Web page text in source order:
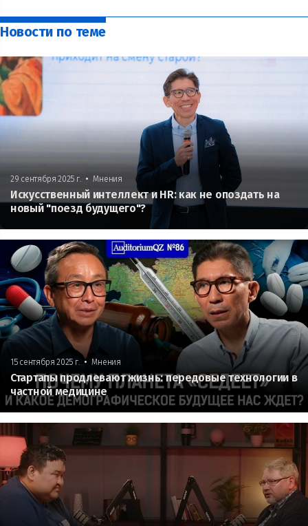
Новости по теме
29 сентября 2025 г. • Мнения
Искусственный интеллект и HR: как не опоздать на
новый "поезд будущего"?
15 сентября 2025 г. • Мнения
Стартапы продлевают жизнь: передовые технологии в
частной медицине